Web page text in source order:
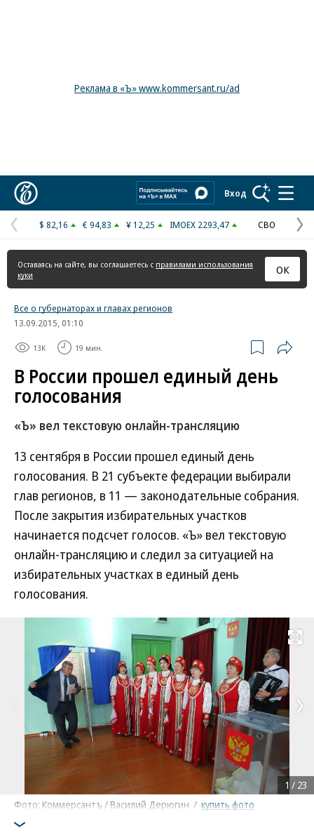
Реклама в «Ъ» www.kommersant.ru/ad
Вход
Предыдущая
страница
$ 82,16 € 94,83 ¥ 12,25 IMOEX 2293,47 СВО
Оставаясь на сайте, вы соглашаетесь с правилами использования
куки
ОК
Все о губернаторах и главах регионов
13.09.2015, 01:10
13K 19 мин.
В России прошел единый день
голосования
«Ъ» вел текстовую онлайн-трансляцию
13 сентября в России прошел единый день
голосования. В 21 субъекте федерации выбирали
глав регионов, в 11 — законодательные собрания.
После закрытия избирательных участков
начинается подсчет голосов. «Ъ» вел текстовую
онлайн-трансляцию и следил за ситуацией на
избирательных участках в единый день
голосования.
Развернуть
Фото: Коммерсантъ / Василий Дерюгин / купить фото
1 / 23